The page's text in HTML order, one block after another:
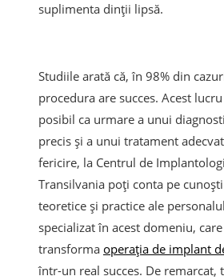
suplimenta dinții lipsă.
Studiile arată că, în 98% din
procedura are succes. Acest
posibil ca urmare a unui
precis și a unui tratament
fericire, la Centrul de
Transilvania poți conta pe
teoretice și practice ale
specializat în acest domeniu,
transforma operația de implant
într-un real succes. De remarcat,